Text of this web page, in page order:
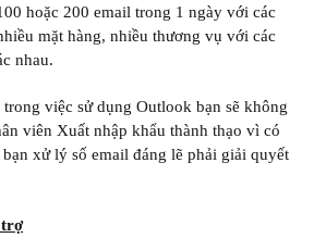
hoặc 200 email trong 1 ngày với các
mặt hàng, nhiều thương vụ với các
nhau.
việc sử dụng Outlook bạn sẽ không
viên Xuất nhập khẩu thành thạo vì có
xử lý số email đáng lẽ phải giải quyết
trợ